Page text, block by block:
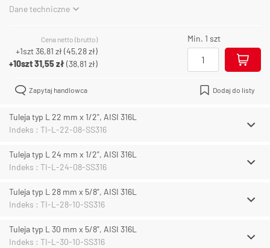
Dane techniczne
Cena netto (brutto)
+1szt36,81 zł(45,28 zł)
+10szt31,55 zł(38,81 zł)
Min. 1 szt
Zapytaj handlowca Dodaj do listy
Tuleja typ L 22 mm x 1/2", AISI 316L
Indeks : TI-L-22-08-SS316
Tuleja typ L 24 mm x 1/2", AISI 316L
Indeks : TI-L-24-08-SS316
Tuleja typ L 28 mm x 5/8", AISI 316L
Indeks : TI-L-28-10-SS316
Tuleja typ L 30 mm x 5/8", AISI 316L
Indeks : TI-L-30-10-SS316